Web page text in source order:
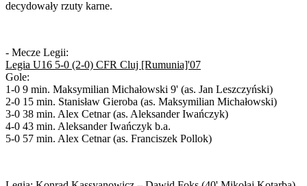
decydowały rzuty karne.
- Mecze Legii:
Legia U16 5-0 (2-0) CFR Cluj [Rumunia]'07
Gole:
1-0 9 min. Maksymilian Michałowski 9' (as. Jan Leszczyński)
2-0 15 min. Stanisław Gieroba (as. Maksymilian Michałowski)
3-0 38 min. Alex Cetnar (as. Aleksander Iwańczyk)
4-0 43 min. Aleksander Iwańczyk b.a.
5-0 57 min. Alex Cetnar (as. Franciszek Pollok)